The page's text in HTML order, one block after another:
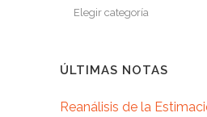
ÚLTIMAS NOTAS
Reanálisis de la